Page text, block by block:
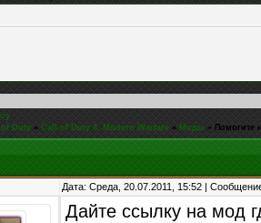
Duty » Call of Duty 4: Modern Warfare » Моды » Помогите
Дата: Среда, 20.07.2011, 15:52 |
Дайте ссылку на мод